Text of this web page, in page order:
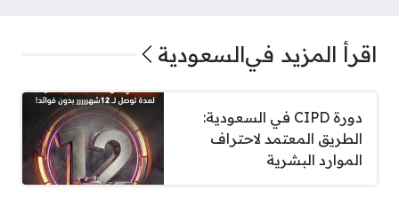
اقرأ المزيد فيالسعودية
دورة CIPD في السعودية:
الطريق المعتمد لاحتراف
الموارد البشرية